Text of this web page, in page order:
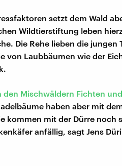
setzt dem Wald
Wildtierstiftung leben
Die Rehe lieben die jungen
von Laubbäumen wie der
den Mischwäldern Fichten
haben aber mit
kommen mit der Dürre noch
anfällig, sagt Jens